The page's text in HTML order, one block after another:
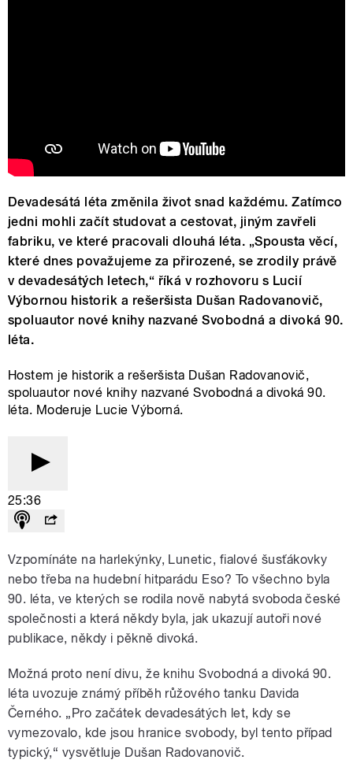
Devadesátá léta změnila život snad každému. Zatímco
jedni mohli začít studovat a cestovat, jiným zavřeli
fabriku, ve které pracovali dlouhá léta. „Spousta věcí,
které dnes považujeme za přirozené, se zrodily právě
v devadesátých letech,“ říká v rozhovoru s Lucií
Výbornou historik a rešeršista Dušan Radovanovič,
spoluautor nové knihy nazvané Svobodná a divoká 90.
léta.
Hostem je historik a rešeršista Dušan Radovanovič,
spoluautor nové knihy nazvané Svobodná a divoká 90.
léta. Moderuje Lucie Výborná.
25:36
Vzpomínáte na harlekýnky, Lunetic, fialové šusťákovky
nebo třeba na hudební hitparádu Eso? To všechno byla
90. léta, ve kterých se rodila nově nabytá svoboda české
společnosti a která někdy byla, jak ukazují autoři nové
publikace, někdy i pěkně divoká.
Možná proto není divu, že knihu Svobodná a divoká 90.
léta uvozuje známý příběh růžového tanku Davida
Černého. „Pro začátek devadesátých let, kdy se
vymezovalo, kde jsou hranice svobody, byl tento případ
typický,“ vysvětluje Dušan Radovanovič.